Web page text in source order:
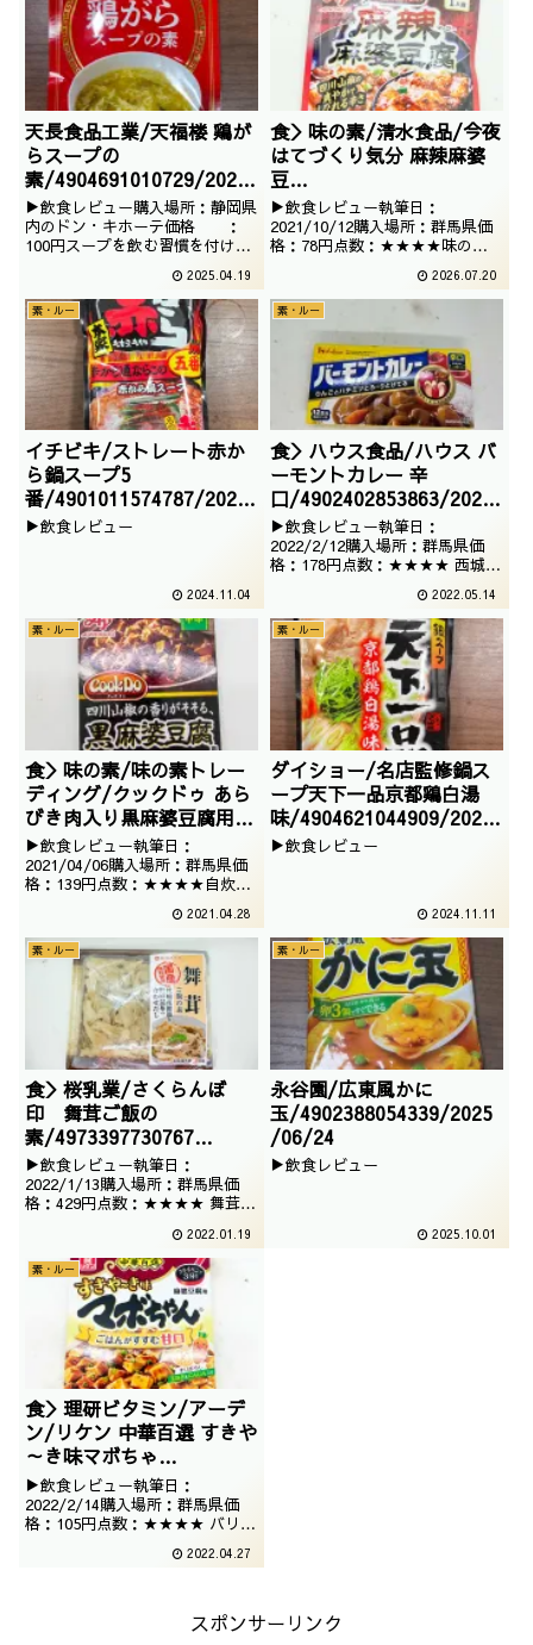
こリーズナブルですので、試して
見ない手はないです。
天長食品工業/天福楼 鶏が
らスープの
素/4904691010729/2025
/02/23
▶飲食レビュー購入場所：静岡県
内のドン・キホーテ価格 ：
100円スープを飲む習慣を付ける
でございます。量はそれなりです
がお買い得価格なのでうれしいで
すね
2025.04.19
食＞味の素/清水食品/今夜
はてづくり気分 麻辣麻婆
豆
腐/4901001062690/2021
/08/16
▶飲食レビュー執筆日：
2021/10/12購入場所：群馬県価
格：78円点数：★★★★味の素
ございます。レンジで作るという
画期的な商品で、コンパクトなの
がいいですね。果たして、どのよ
うなお味なのでしょうか。安いけ
ど。■お味についていいですね。
規定時間だと冷たか...
2026.07.20
素・ルー
イチビキ/ストレート赤か
ら鍋スープ5
番/4901011574787/2024
/10/21
▶飲食レビュー
2024.11.04
素・ルー
食＞ハウス食品/ハウス バ
ーモントカレー 辛
口/4902402853863/2022
/02/12
▶飲食レビュー執筆日：
2022/2/12購入場所：群馬県価
格：178円点数：★★★★ 西城秀
バーモンドカレーでございます
が、自分が生まれる前のお話でご
ざいますね。王道のこのカレーを
しっかりと作って頂きます。
2022.05.14
素・ルー
食＞味の素/味の素トレー
ディング/クックドゥ あら
びき肉入り黒麻婆豆腐用
中辛/4901001393664
/2020/12/30
▶飲食レビュー執筆日：
2021/04/06購入場所：群馬県価
格：139円点数：★★★★自炊を
たクックドゥ。挽肉入りでより簡
単な黒麻婆豆腐でございます。
2021.04.28
素・ルー
ダイショー/名店監修鍋ス
ープ天下一品京都鶏白湯
味/4904621044909/2024
/10/25
▶飲食レビュー
2024.11.11
素・ルー
食＞桜乳業/さくらんぼ
印 舞茸ご飯の
素/4973397730767
/2021/10/20
▶飲食レビュー執筆日：
2022/1/13購入場所：群馬県価
格：429円点数：★★★★ 舞茸の
炊き込みご飯の素でございます。
若干割高な気がしますが、美味し
ければそれでいいのです。
2022.01.19
素・ルー
永谷園/広東風かに
玉/4902388054339/2025
/06/24
▶飲食レビュー
2025.10.01
素・ルー
食＞理研ビタミン/アーデ
ン/リケン 中華百選 すきや
～き味マボちゃ
ん/4903307691727/2022
/02/14
▶飲食レビュー執筆日：
2022/2/14購入場所：群馬県価
格：105円点数：★★★★ バリエ
ざいますが、今回はすき焼き
ますが、なんとなく、食べられそ
2022.04.27
スポンサーリンク